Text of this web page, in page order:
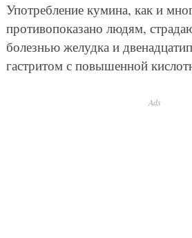
Употребление кумина, как и
противопоказано людям,
болезнью желудка и
гастритом с повышенной
Ads